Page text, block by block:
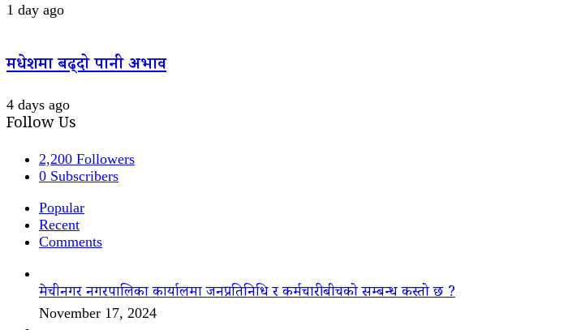
1 day ago
मधेशमा बढ्दो पानी अभाव
4 days ago
Follow Us
2,200 Followers
0 Subscribers
Popular
Recent
Comments
मेचीनगर नगरपालिका कार्यालमा जनप्रतिनिधि र कर्मचारीबीचको सम्बन्ध कस्तो छ ?
November 17, 2024